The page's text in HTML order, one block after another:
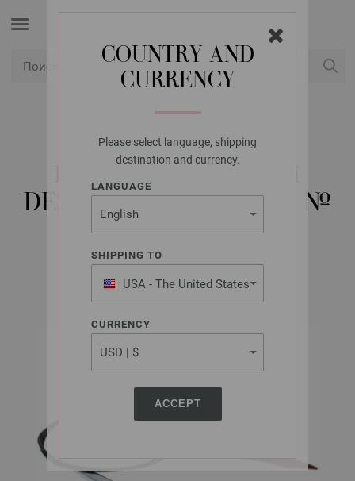
COUNTRY AND
CURRENCY
Please select language, shipping
destination and currency.
LANGUAGE
SHIPPING TO
USA - The United States
of America
CURRENCY
ACCEPT
LANA GROSSA
КРУГОВЫЕ СПИЦЫ
DESIGN-WOOD COLOR №
8/80СМ